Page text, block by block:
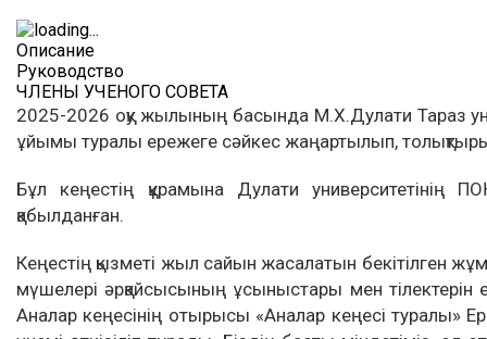
Описание
Руководство
ЧЛЕНЫ УЧЕНОГО СОВЕТА
2025-2026 оқу жылының басында М.Х.Дулати Тараз
ұйымы туралы ережеге сәйкес жаңартылып,
Бұл кеңестің құрамына Дулати университетінің
қабылданған.
Кеңестің қызметі жыл сайын жасалатын бекітілген
мүшелері әрқайсысының ұсыныстары мен
Аналар кеңесінің отырысы «Аналар кеңесі туралы»